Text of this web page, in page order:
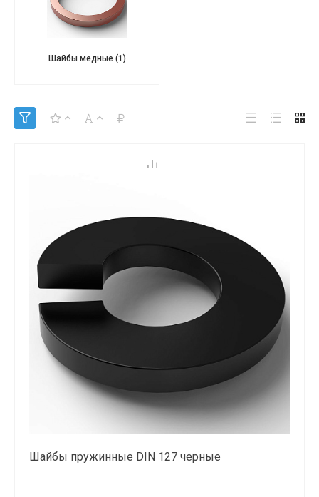
Шайбы медные (1)
Шайбы пружинные DIN 127 черные